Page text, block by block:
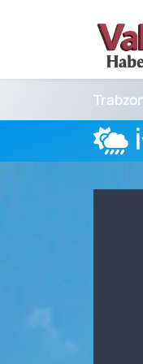
Nöbetçi
Hava Durumu
Namaz
Trafik Durumu
Süper Lig
Son Dakika